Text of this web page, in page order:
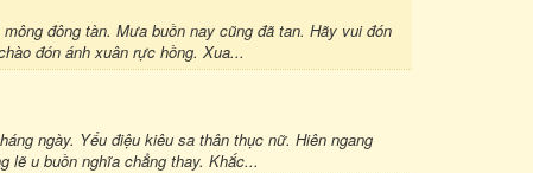
đông tàn. Mưa buồn nay cũng đã tan. Hãy vui đón
đón ánh xuân rực hồng. Xua...
ngày. Yểu điệu kiêu sa thân thục nữ. Hiên ngang
lẽ u buồn nghĩa chẳng thay. Khắc...